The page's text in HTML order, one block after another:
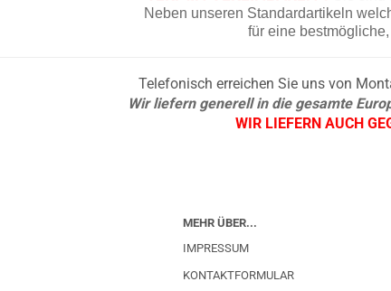
Neben unseren Standardartikeln
für eine
Telefonisch erreichen Sie uns von
Wir liefern generell in die gesamte
WIR LIEFERN AUCH
MEHR ÜBER...
IMPRESSUM
KONTAKTFORMULAR